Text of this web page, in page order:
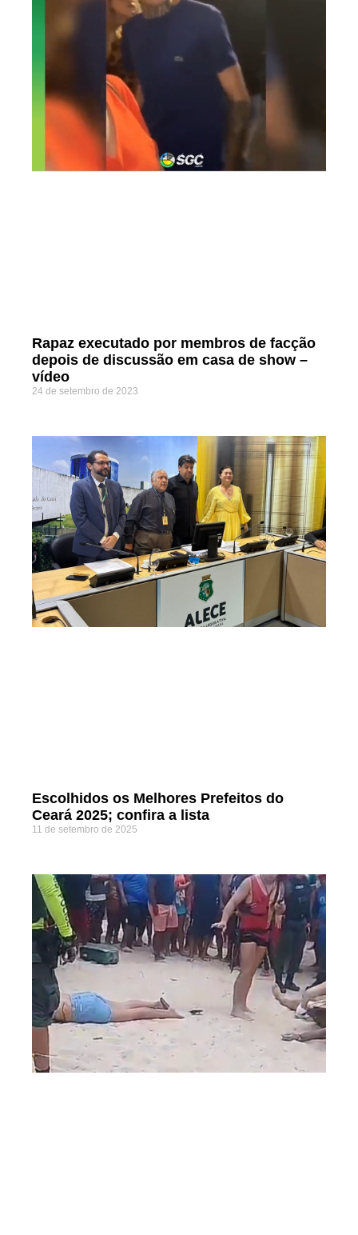
Rapaz executado por membros de facção
depois de discussão em casa de show –
vídeo
24 de setembro de 2023
Escolhidos os Melhores Prefeitos do
Ceará 2025; confira a lista
11 de setembro de 2025